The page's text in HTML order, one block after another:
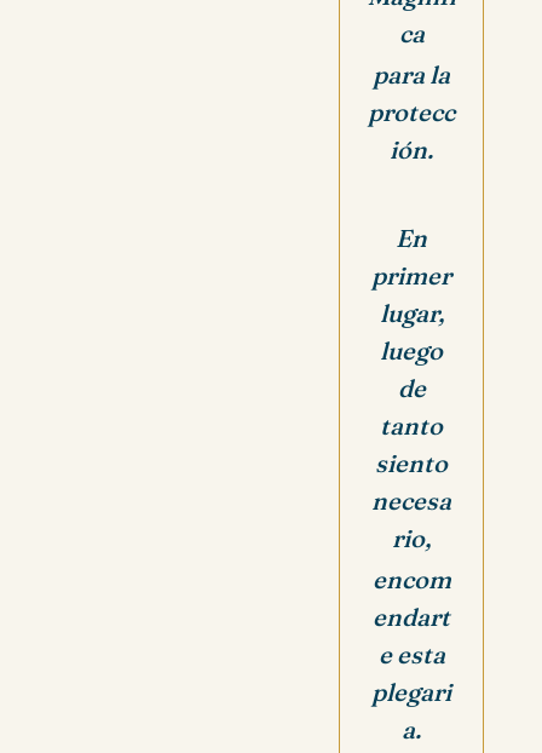
ca
para la
protecc
ión.
En
primer
lugar,
luego
de
tanto
siento
necesa
rio,
encom
endart
e esta
plegari
a.